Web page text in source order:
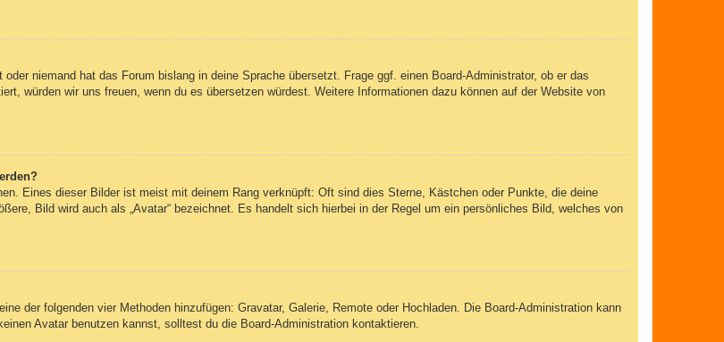
niemand hat das Forum bislang in deine Sprache übersetzt. Frage ggf. einen Board-Administrator, ob er das
würden wir uns freuen, wenn du es übersetzen würdest. Weitere Informationen dazu können auf der Website von
Eines dieser Bilder ist meist mit deinem Rang verknüpft: Oft sind dies Sterne, Kästchen oder Punkte, die deine
Bild wird auch als „Avatar“ bezeichnet. Es handelt sich hierbei in der Regel um ein persönliches Bild, welches von
der folgenden vier Methoden hinzufügen: Gravatar, Galerie, Remote oder Hochladen. Die Board-Administration kann
Avatar benutzen kannst, solltest du die Board-Administration kontaktieren.